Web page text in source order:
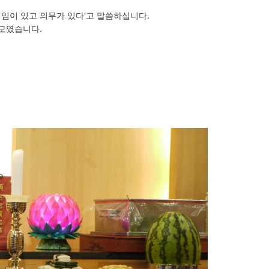
이 있고 의무가 있다'고 말씀하십니다.
였습니다.